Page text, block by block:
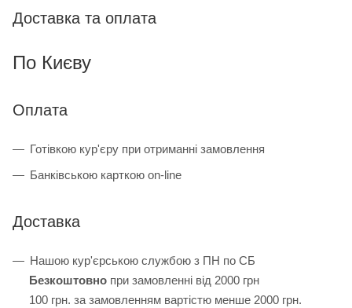
Доставка та оплата
По Києву
Оплата
Готівкою кур'єру при отриманні замовлення
Банківською карткою on-line
Доставка
Нашою кур'єрською службою з ПН по СБ
Безкоштовно при замовленні від 2000 грн
100 грн. за замовленням вартістю менше 2000 грн.